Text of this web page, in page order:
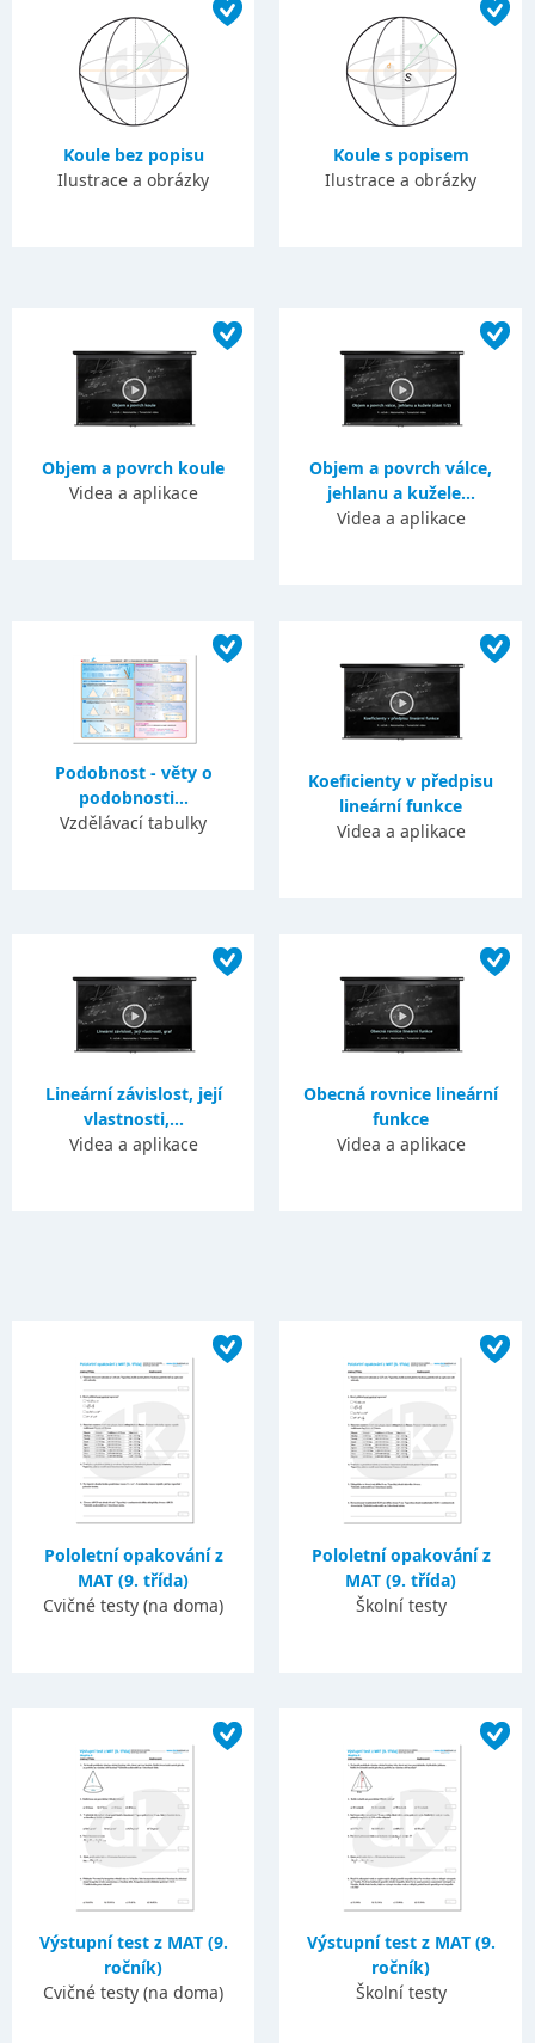
Koule bez popisu
Ilustrace a obrázky
Koule s popisem
Ilustrace a obrázky
Objem a povrch koule
Videa a aplikace
Objem a povrch válce,
jehlanu a kužele...
Videa a aplikace
Podobnost - věty o
podobnosti...
Vzdělávací tabulky
Koeficienty v předpisu
lineární funkce
Videa a aplikace
Lineární závislost, její
vlastnosti,...
Videa a aplikace
Obecná rovnice lineární
funkce
Videa a aplikace
Pololetní opakování z
MAT (9. třída)
Cvičné testy (na doma)
Pololetní opakování z
MAT (9. třída)
Školní testy
Výstupní test z MAT (9.
ročník)
Cvičné testy (na doma)
Výstupní test z MAT (9.
ročník)
Školní testy